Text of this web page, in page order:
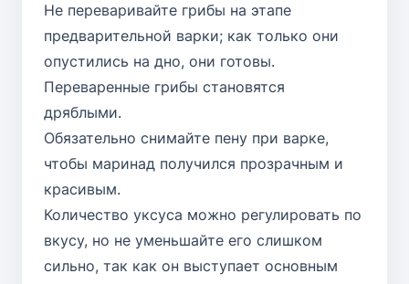
Не переваривайте грибы на этапе
предварительной варки; как только они
опустились на дно, они готовы.
Переваренные грибы становятся
дряблыми.
Обязательно снимайте пену при варке,
чтобы маринад получился прозрачным и
красивым.
Количество уксуса можно регулировать по
вкусу, но не уменьшайте его слишком
сильно, так как он выступает основным